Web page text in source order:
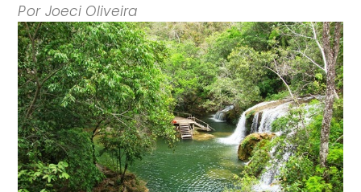
Por Joeci Oliveira